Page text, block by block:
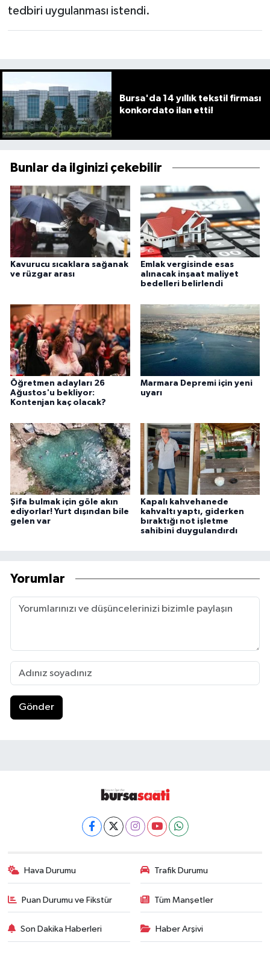
tedbiri uygulanması istendi.
Bursa'da 14 yıllık tekstil firması
konkordato ilan etti!
Bunlar da ilginizi çekebilir
Kavurucu sıcaklara sağanak
ve rüzgar arası
Emlak vergisinde esas
alınacak inşaat maliyet
bedelleri belirlendi
Öğretmen adayları 26
Ağustos'u bekliyor:
Kontenjan kaç olacak?
Marmara Depremi için yeni
uyarı
Şifa bulmak için göle akın
ediyorlar! Yurt dışından bile
gelen var
Kapalı kahvehanede
kahvaltı yaptı, giderken
bıraktığı not işletme
sahibini duygulandırdı
Yorumlar
Gönder
Hava Durumu Trafik Durumu
Puan Durumu ve Fikstür Tüm Manşetler
Son Dakika Haberleri Haber Arşivi